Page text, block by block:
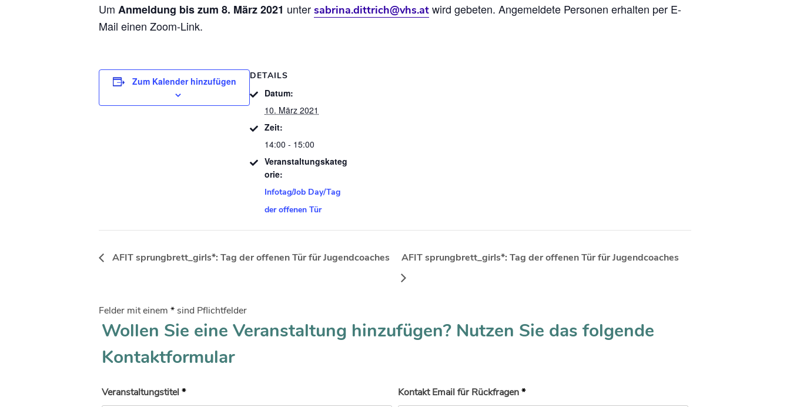
Um Anmeldung bis zum 8. März 2021 unter sabrina.dittrich@vhs.at wird gebeten. Angemeldete Personen erhalten per E-
Mail einen Zoom-Link.
Zum Kalender hinzufügen DETAILS
Datum:
10. März 2021
Zeit:
14:00 - 15:00
Veranstaltungskateg
orie:
Infotag/Job Day/Tag
der offenen Tür
AFIT sprungbrett_girls*: Tag der offenen Tür für Jugendcoaches AFIT sprungbrett_girls*: Tag der offenen Tür für Jugendcoaches
Felder mit einem * sind Pflichtfelder
Wollen Sie eine Veranstaltung hinzufügen? Nutzen Sie das folgende
Kontaktformular
Veranstaltungstitel* Kontakt Email für Rückfragen*